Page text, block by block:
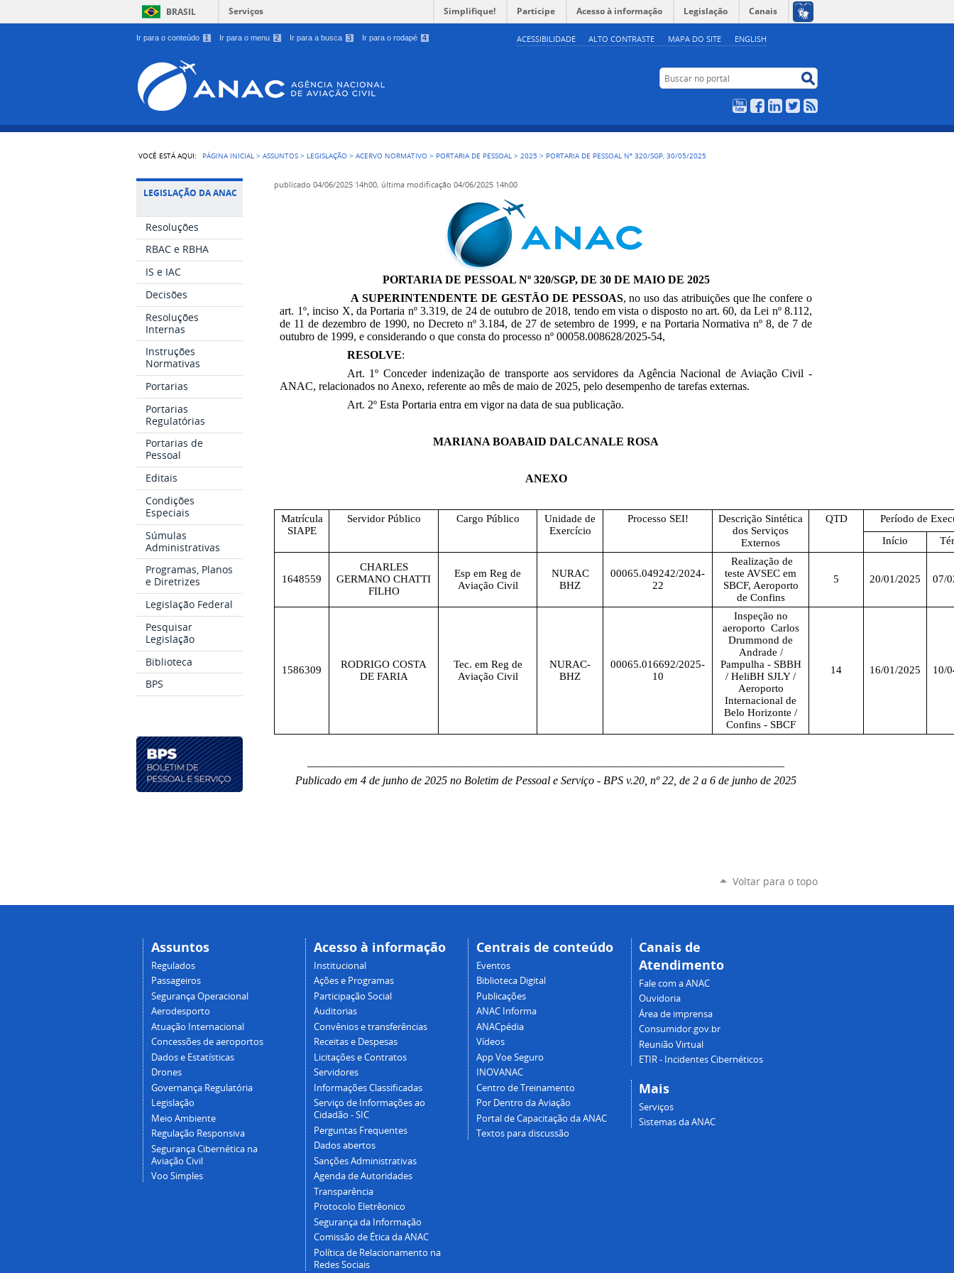
Ir para o conteúdo 1 Ir para o menu 2 Ir para a busca 3 Ir para o rodapé 4 ACESSIBILIDADE ALTO CONTRASTE MAPA DO SITE ENGLISH
BRASIL Serviços Simplifique! Participe Acesso à informação Legislação Canais
Buscar no portal
YouTubeFacebookLinkedIn
Twitter
VOCÊ ESTÁ AQUI: PÁGINA INICIAL >ASSUNTOS > LEGISLAÇÃO >ACERVO NORMATIVO > PORTARIA DE PESSOAL >2025 > PORTARIA DE PESSOAL Nº 320/SGP, 30/05/2025
LEGISLAÇÃO DA ANAC
Resoluções
RBAC e RBHA
IS e IAC
Decisões
Resoluções
Internas
Instruções
Normativas
Portarias
Portarias
Regulatórias
Portarias de
Pessoal
Editais
Condições
Especiais
Súmulas
Administrativas
Programas, Planos
e Diretrizes
Legislação Federal
Pesquisar
Legislação
Biblioteca
BPS
publicado 04/06/2025 14h00, última modificação 04/06/2025 14h00
PORTARIA DE PESSOAL Nº 320/SGP, DE 30 DE MAIO DE 2025
A SUPERINTENDENTE DE GESTÃO DE PESSOAS, no uso das atribuições que lhe confere o
art. 1º, inciso X, da Portaria nº 3.319, de 24 de outubro de 2018, tendo em vista o disposto no art. 60, da Lei nº 8.112,
de 11 de dezembro de 1990, no Decreto nº 3.184, de 27 de setembro de 1999, e na Portaria Normativa nº 8, de 7 de
outubro de 1999, e considerando o que consta do processo nº 00058.008628/2025-54,
RESOLVE:
Art. 1º Conceder indenização de transporte aos servidores da Agência Nacional de Aviação Civil -
ANAC, relacionados no Anexo, referente ao mês demaio de 2025, pelo desempenho de tarefas externas.
Art. 2º Esta Portaria entra em vigor na data de sua publicação.
MARIANA BOABAID DALCANALE ROSA
ANEXO
Matrícula
SIAPE
Servidor Público Cargo Público
Unidade de
Exercício
Processo SEI!
Descrição Sintética
dos Serviços
Externos
QTD
Período de
Início
1648559
CHARLES
GERMANO CHATTI
FILHO
Esp em Reg de
Aviação Civil
NURAC
BHZ
00065.049242/2024-
22
Realização de
teste AVSEC em
SBCF, Aeroporto
de Confins
5 20/01/2025 07/
1586309
RODRIGO COSTA
DE FARIA
Tec. em Reg de
Aviação Civil
NURAC-
BHZ
00065.016692/2025-
10
Inspeção no
aeroporto Carlos
Drummond de
Andrade /
Pampulha - SBBH
/ HeliBH SJLY /
Aeroporto
Internacional de
Belo Horizonte /
Confins - SBCF
14 16/01/2025 10/
Publicado em 4 de junho de 2025 no Boletim de Pessoal e Serviço - BPS v.20, nº 22, de 2 a 6 de junho de 2025
Voltar para o topo
Assuntos
Regulados
Passageiros
Segurança Operacional
Aerodesporto
Atuação Internacional
Concessões de aeroportos
Dados e Estatísticas
Drones
Governança Regulatória
Legislação
Meio Ambiente
Regulação Responsiva
Segurança Cibernética na
Aviação Civil
Voo Simples
Acesso à informação
Institucional
Ações e Programas
Participação Social
Auditorias
Convênios e transferências
Receitas e Despesas
Licitações e Contratos
Servidores
Informações Classificadas
Serviço de Informações ao
Cidadão - SIC
Perguntas Frequentes
Dados abertos
Sanções Administrativas
Agenda de Autoridades
Transparência
Protocolo Eletrêonico
Segurança da Informação
Comissão de Ética da ANAC
Política de Relacionamento na
Redes Sociais
Centrais de conteúdo
Eventos
Biblioteca Digital
Publicações
ANAC Informa
ANACpédia
Vídeos
App Voe Seguro
INOVANAC
Centro de Treinamento
Por Dentro da Aviação
Portal de Capacitação da ANAC
Textos para discussão
Canais de
Atendimento
Fale com a ANAC
Ouvidoria
Área de imprensa
Consumidor.gov.br
Reunião Virtual
ETIR - Incidentes Cibernéticos
Mais
Serviços
Sistemas da ANAC